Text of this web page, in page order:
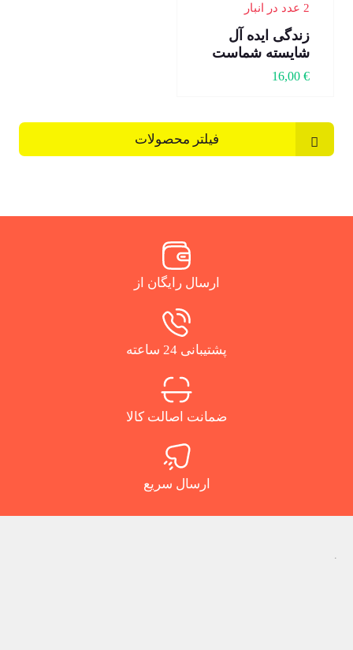
2 عدد در انبار
زندگی ایده آل
شایسته شماست
16,00 €
فیلتر محصولات
ارسال رایگان از
پشتیبانی 24 ساعته
ضمانت اصالت کالا
ارسال سریع
.